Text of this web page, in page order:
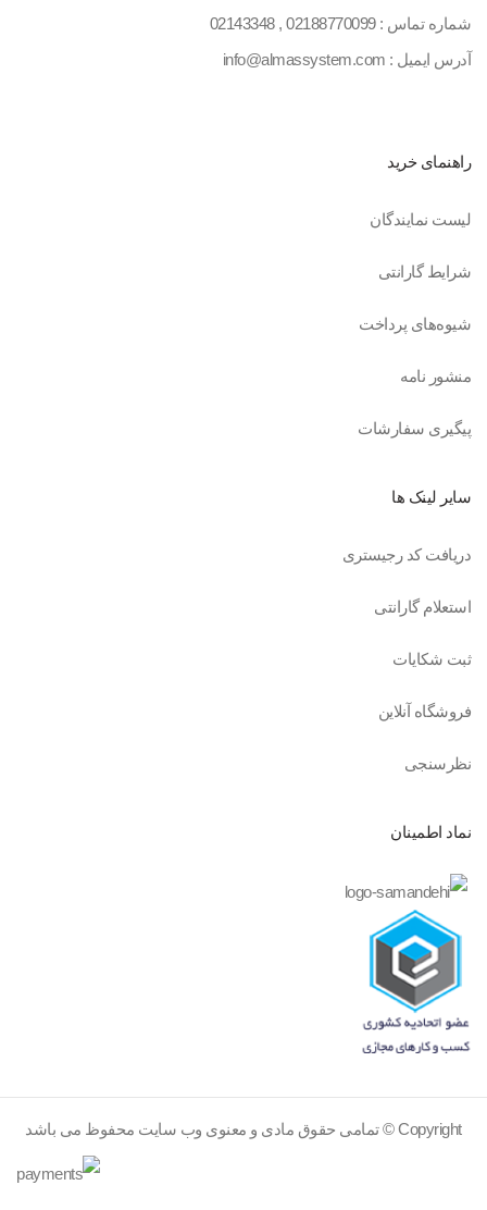
شماره تماس :02188770099
,
02143348
آدرس ایمیل : info@almassystem.com
راهنمای خرید
لیست نمایندگان
شرایط گارانتی
شیوه‌های پرداخت
منشور نامه
پیگیری سفارشات
سایر لینک ها
دریافت کد رجیستری
استعلام گارانتی
ثبت شکایات
فروشگاه آنلاین
نظرسنجی
نماد اطمینان
Copyright © تمامی حقوق مادی و معنوی وب سایت محفوظ می باشد